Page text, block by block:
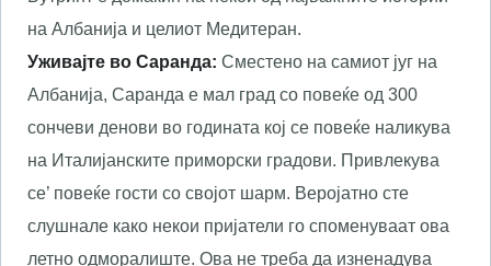
на Албанија и целиот Медитеран.
Уживајте во Саранда: Сместено на самиот југ на
Албанија, Саранда е мал град со повеќе од 300
сончеви денови во годината кој се повеќе наликува
на Италијанските приморски градови. Привлекува
се’ повеќе гости со својот шарм. Веројатно сте
слушнале како некои пријатели го споменуваат ова
летно одморалиште. Ова не треба да изненадува